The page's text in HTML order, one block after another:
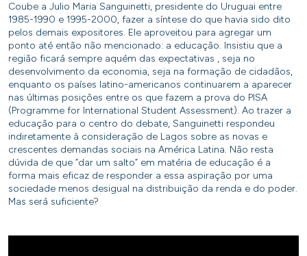
Coube a Julio Maria Sanguinetti, presidente do Uruguai entre
1985-1990 e 1995-2000, fazer a síntese do que havia sido dito
pelos demais expositores. Ele aproveitou para agregar um
ponto até então não mencionado: a educação. Insistiu que a
região ficará sempre aquém das expectativas , seja no
desenvolvimento da economia, seja na formação de cidadãos,
enquanto os países latino-americanos continuarem a aparecer
nas últimas posições entre os que fazem a prova do PISA
(Programme for International Student Assessment). Ao trazer a
educação para o centro do debate, Sanguinetti respondeu
indiretamente à consideração de Lagos sobre as novas e
crescentes demandas sociais na América Latina. Não resta
dúvida de que “dar um salto” em matéria de educação é a
forma mais eficaz de responder a essa aspiração por uma
sociedade menos desigual na distribuição da renda e do poder.
Mas será suficiente?